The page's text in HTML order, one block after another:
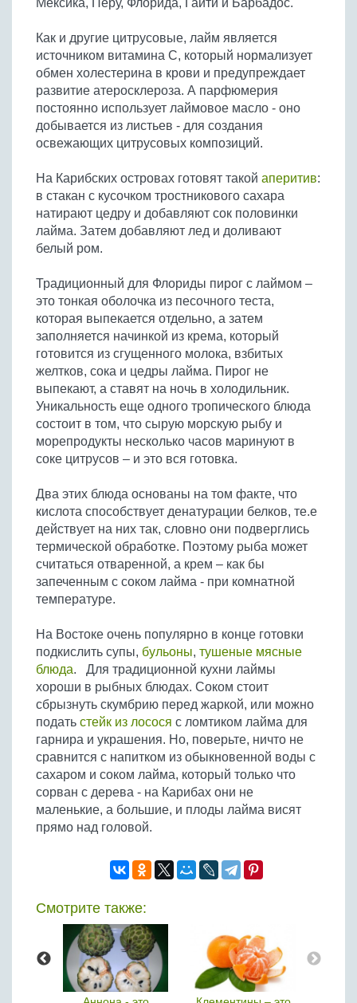
Бобовые
Яйца
Крупы
Мексика, Перу, Флорида, Гаити и Барбадос.
Как и другие цитрусовые, лайм является
источником витамина С, который нормализует
обмен холестерина в крови и предупреждает
развитие атеросклероза. А парфюмерия
постоянно использует лаймовое масло - оно
добывается из листьев - для создания
освежающих цитрусовых композиций.
На Карибских островах готовят такой аперитив:
в стакан с кусочком тростникового сахара
натирают цедру и добавляют сок половинки
лайма. Затем добавляют лед и доливают
белый ром.
Традиционный для Флориды пирог с лаймом –
это тонкая оболочка из песочного теста,
которая выпекается отдельно, а затем
заполняется начинкой из крема, который
готовится из сгущенного молока, взбитых
желтков, сока и цедры лайма. Пирог не
выпекают, а ставят на ночь в холодильник.
Уникальность еще одного тропического блюда
состоит в том, что сырую морскую рыбу и
морепродукты несколько часов маринуют в
соке цитрусов – и это вся готовка.
Два этих блюда основаны на том факте, что
кислота способствует денатурации белков, те.е
действует на них так, словно они подверглись
термической обработке. Поэтому рыба может
считаться отваренной, а крем – как бы
запеченным с соком лайма - при комнатной
температуре.
На Востоке очень популярно в конце готовки
подкислить супы, бульоны, тушеные мясные
блюда. Для традиционной кухни лаймы
хороши в рыбных блюдах. Соком стоит
сбрызнуть скумбрию перед жаркой, или можно
подать стейк из лосося с ломтиком лайма для
гарнира и украшения. Но, поверьте, ничто не
сравнится с напитком из обыкновенной воды с
сахаром и соком лайма, который только что
сорван с дерева - на Карибах они не
маленькие, а большие, и плоды лайма висят
прямо над головой.
Смотрите также: